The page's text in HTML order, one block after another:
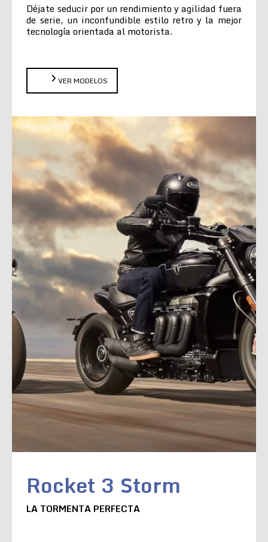
Déjate seducir por un rendimiento y agilidad fuera
de serie, un inconfundible estilo retro y la mejor
tecnología orientada al motorista.
VER MODELOS
Rocket 3 Storm
LA TORMENTA PERFECTA